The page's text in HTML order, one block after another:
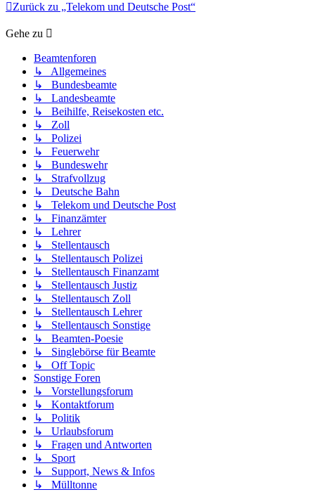
Zurück zu „Telekom und Deutsche Post“
Gehe zu
Beamtenforen
↳ Allgemeines
↳ Bundesbeamte
↳ Landesbeamte
↳ Beihilfe, Reisekosten etc.
↳ Zoll
↳ Polizei
↳ Feuerwehr
↳ Bundeswehr
↳ Strafvollzug
↳ Deutsche Bahn
↳ Telekom und Deutsche Post
↳ Finanzämter
↳ Lehrer
↳ Stellentausch
↳ Stellentausch Polizei
↳ Stellentausch Finanzamt
↳ Stellentausch Justiz
↳ Stellentausch Zoll
↳ Stellentausch Lehrer
↳ Stellentausch Sonstige
↳ Beamten-Poesie
↳ Singlebörse für Beamte
↳ Off Topic
Sonstige Foren
↳ Vorstellungsforum
↳ Kontaktforum
↳ Politik
↳ Urlaubsforum
↳ Fragen und Antworten
↳ Sport
↳ Support, News & Infos
↳ Mülltonne